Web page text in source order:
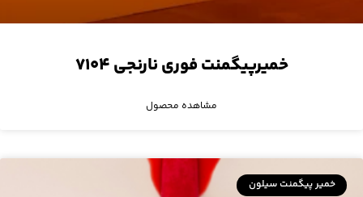
خمیرپیگمنت فوری نارنجی ۷۱۰۴
مشاهده محصول
خمیر پیگمنت سیلون